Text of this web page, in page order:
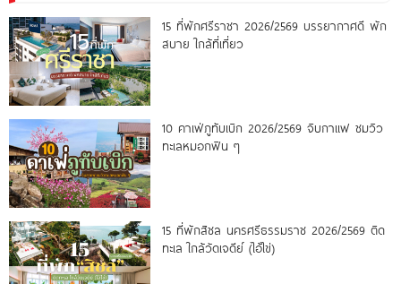
15 ที่พักศรีราชา 2026/2569 บรรยากาศดี พัก
สบาย ใกล้ที่เที่ยว
10 คาเฟ่ภูทับเบิก 2026/2569 จิบกาแฟ ชมวิว
ทะเลหมอกฟิน ๆ
15 ที่พักสิชล นครศรีธรรมราช 2026/2569 ติด
ทะเล ใกล้วัดเจดีย์ (ไอ้ไข่)